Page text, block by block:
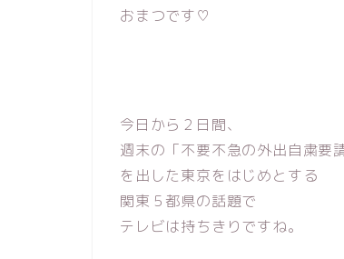
おまつです♡
今日から２日間、
週末の「不要不急の外出自粛要請
を出した東京をはじめとする
関東５都県の話題で
テレビは持ちきりですね。